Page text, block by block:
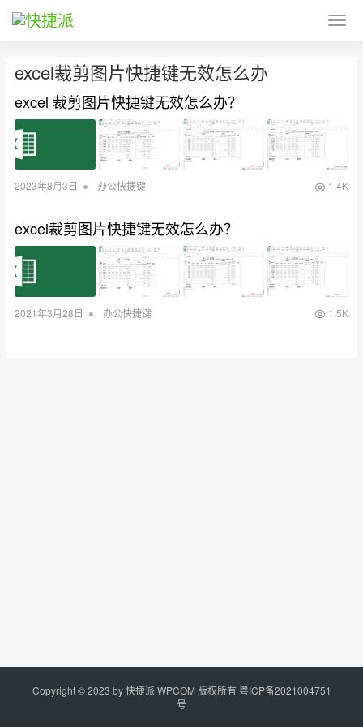
excel裁剪图片快捷键无效怎么办
excel 裁剪图片快捷键无效怎么办？
2023年8月3日 • 办公快捷键 1.4K
excel裁剪图片快捷键无效怎么办？
2021年3月28日 • 办公快捷键 1.5K
Copyright © 2023 by快捷派WPCOM 版权所有粤ICP备2021004751
号